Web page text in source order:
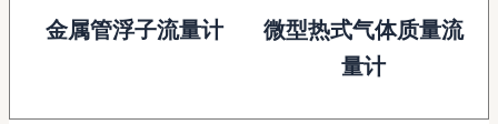
金属管浮子流量计
微型热式气体质量流
量计